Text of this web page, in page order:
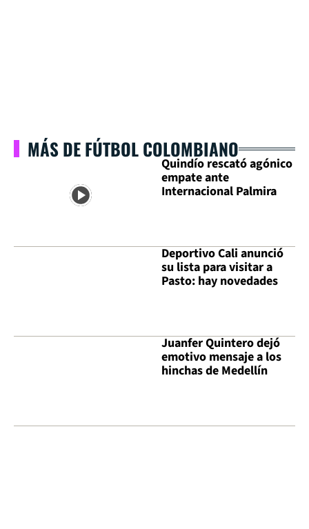
MÁS DE FÚTBOL COLOMBIANO
Quindío rescató agónico
empate ante
Internacional Palmira
Deportivo Cali anunció
su lista para visitar a
Pasto: hay novedades
Juanfer Quintero dejó
emotivo mensaje a los
hinchas de Medellín